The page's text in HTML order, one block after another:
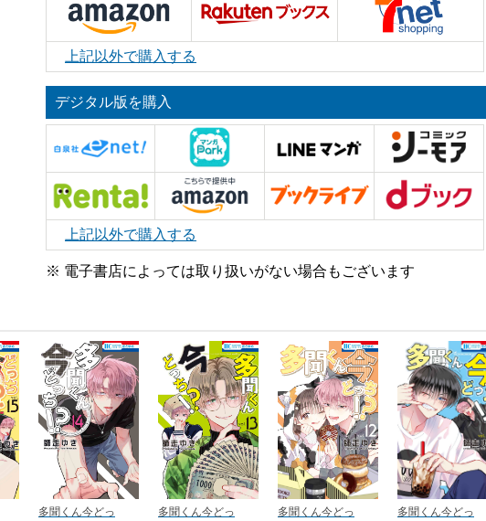
上記以外で購入する
デジタル版を購入
上記以外で購入する
※ 電子書店によっては取り扱いがない場合もございます
多聞くん今どっ
多聞くん今どっ
多聞くん今どっ
多聞くん今どっ